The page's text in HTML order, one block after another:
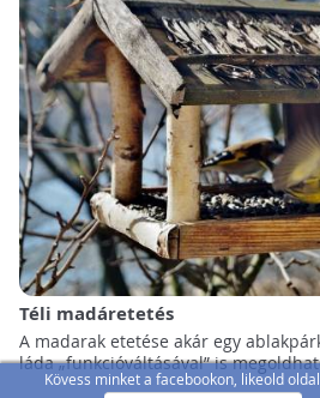
Kövess minket a facebookon, likeold
Téli madáretetés
A madarak etetése akár egy
láda „funkcióváltásával” is